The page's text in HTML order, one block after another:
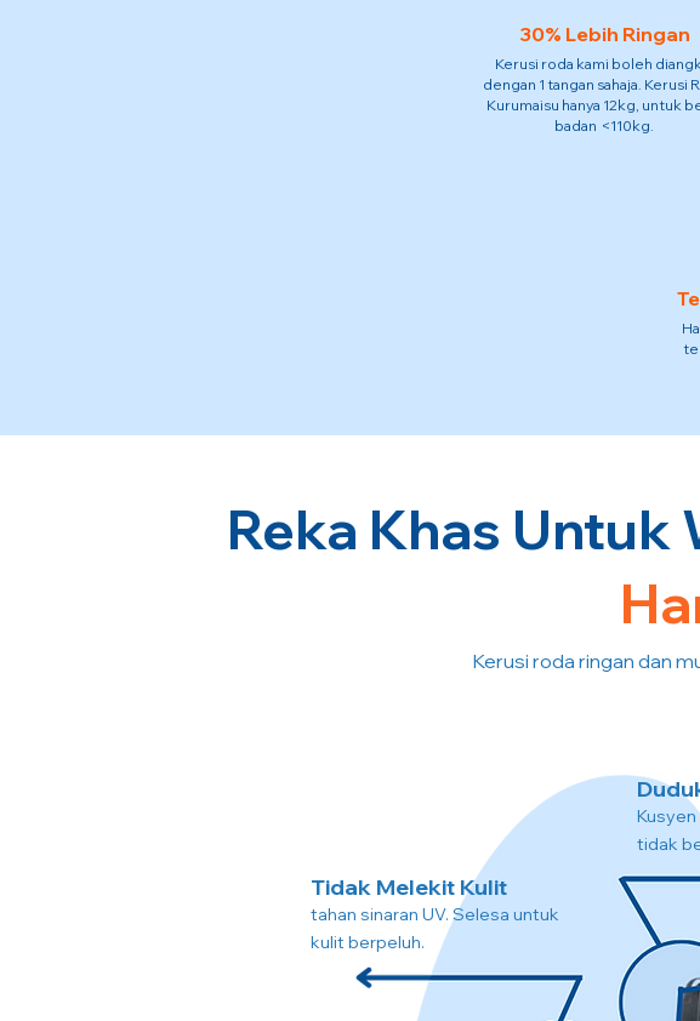
30% Lebih Ringan
Kerusi roda kami boleh
dengan 1 tangan sahaja. Kerusi
Kurumaisu hanya 12kg, untuk
badan <110kg.
Reka Khas Untuk
Kerusi roda ringan dan
Tidak Melekit Kulit
tahan sinaran UV. Selesa untuk
kulit berpeluh.
tidak